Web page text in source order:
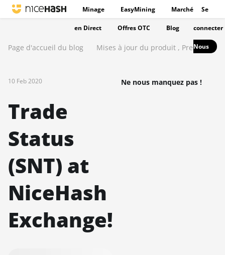
Minage EasyMining Marché
en Direct Offres OTC Blog
Se
connecter
Nous
Page d'accueil du blog Mises à jour du produit , Presse
10 Feb 2020
Trade
Status
(SNT) at
NiceHash
Exchange!
Ne nous manquez pas !